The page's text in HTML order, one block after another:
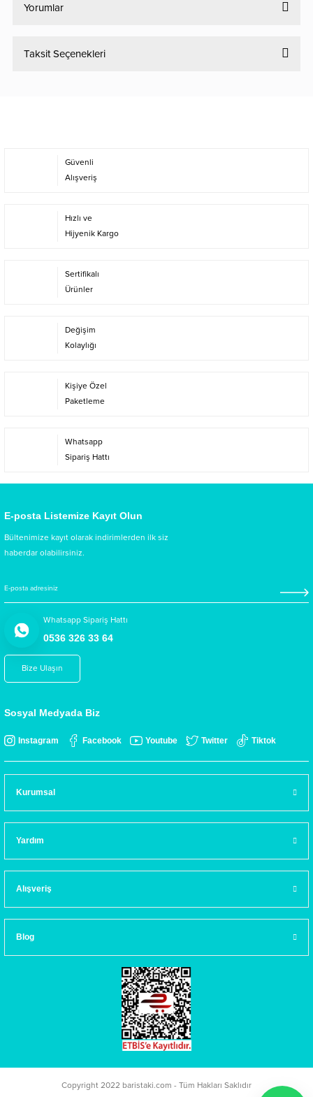
Yorumlar
Taksit Seçenekleri
Güvenli
Alışveriş
Hızlı ve
Hijyenik Kargo
Sertifikalı
Ürünler
Değişim
Kolaylığı
Kişiye Özel
Paketleme
Whatsapp
Sipariş Hattı
E-posta Listemize Kayıt Olun
Bültenimize kayıt olarak indirimlerden ilk siz
haberdar olabilirsiniz.
Whatsapp Sipariş Hattı
0536 326 33 64
Bize Ulaşın
Sosyal Medyada Biz
Instagram Facebook Youtube Twitter Tiktok
Kurumsal
Yardım
Alışveriş
Blog
Copyright 2022 baristaki.com - Tüm Hakları Saklıdır